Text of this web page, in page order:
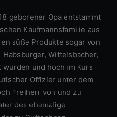
Kaufmannsfamilie aus
süße Produkte sogar von
Wittelsbacher,
und hoch im Kurs
Offizier unter dem
Freiherr von und zu
des ehemalige